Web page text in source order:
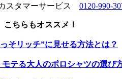
スタマーサービス 0120-990-
ちらもオススメ！
そリッチ”に見せる方法とは？
テる大人のポロシャツの選び